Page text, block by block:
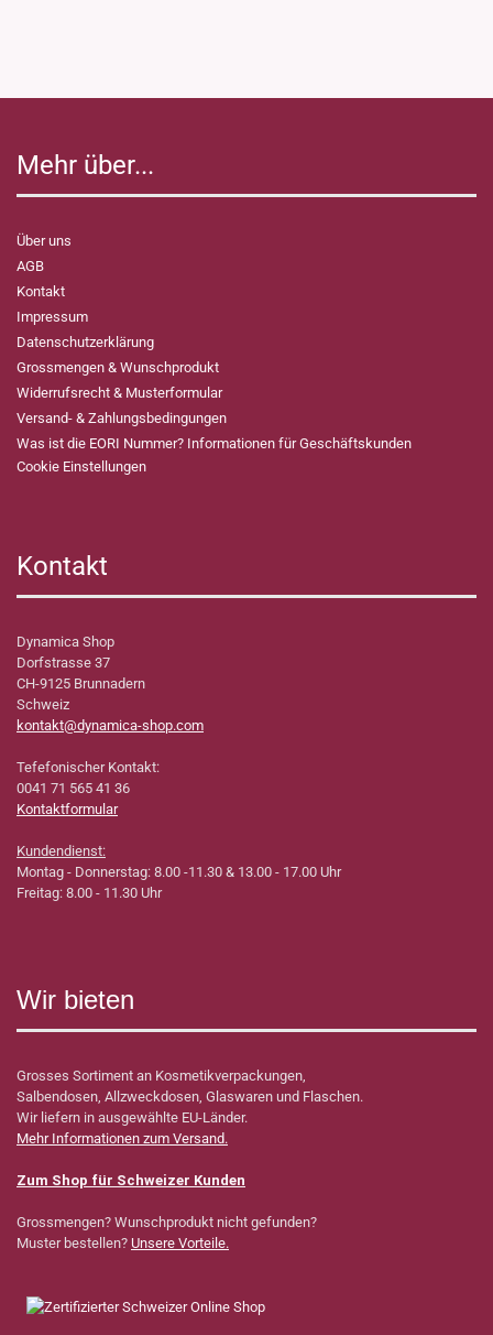
Mehr über...
Über uns
AGB
Kontakt
Impressum
Datenschutzerklärung
Grossmengen & Wunschprodukt
Widerrufsrecht & Musterformular
Versand- & Zahlungsbedingungen
Was ist die EORI Nummer? Informationen für Geschäftskunden
Cookie Einstellungen
Kontakt
Dynamica Shop
Dorfstrasse 37
CH-9125 Brunnadern
Schweiz
kontakt@dynamica-shop.com
Tefefonischer Kontakt:
0041 71 565 41 36
Kontaktformular
Kundendienst:
Montag - Donnerstag: 8.00 -11.30 & 13.00 - 17.00 Uhr
Freitag: 8.00 - 11.30 Uhr
Wir bieten
Grosses Sortiment an Kosmetikverpackungen,
Salbendosen, Allzweckdosen, Glaswaren und Flaschen.
Wir liefern in ausgewählte EU-Länder.
Mehr Informationen zum Versand.
Zum Shop für Schweizer Kunden
Grossmengen? Wunschprodukt nicht gefunden?
Muster bestellen? Unsere Vorteile.